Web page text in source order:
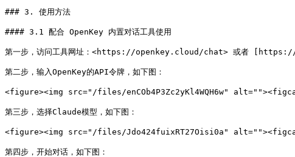
### 3. 使用方法
#### 3.1 配合 OpenKey 内置对话工具使用
第一步，访问工具网址：<https://openkey.cloud/chat> 或者
第二步，输入OpenKey的API令牌，如下图：
<figure><img src="/files/enCOb4P3Zc2yKl4WQH6w"
第三步，选择Claude模型，如下图：
<figure><img src="/files/Jdo424fuixRT27Oisi0a"
第四步，开始对话，如下图：